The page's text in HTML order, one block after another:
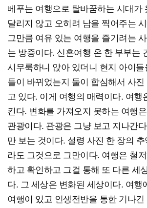
베푸는 여행으로 탈바꿈하는 시대가
달리지 않고 오히려 남을 찍어주는
그만큼 여유 있는 여행을 즐기려는
는 방증이다. 신혼여행 온 한 부부는
시무룩하니 앉아 있더니 현지 아이
들이 바뀌었는지 둘이 합심해서 사
고 있다. 이게 여행의 매력이다. 여행
킨다. 변화를 가져오지 못하는 여행
관광이다. 관광은 그냥 보고 지나간
만 보는 것이다. 설령 사진 한 장의 추
라도 그것으로 그만이다. 여행은 철
하고 확인하고 그걸 통해 또 다른 세
다. 그 세상은 변화된 세상이다. 여행
여행이 있고 인생전반을 통한 기나긴